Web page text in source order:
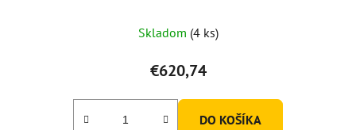
Skladom (4 ks)
€620,74
DO KOŠÍKA